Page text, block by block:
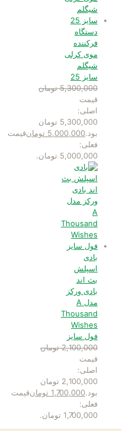
دستگاه
فرکننده
موی کرلی
شیگلم
سایز 25
5,300,000 تومان
قیمت
اصلی:
5,300,000 تومان
بود.5,000,000 تومانقیمت
فعلی:
5,000,000 تومان.
بادی
اسپلش
بث اند
بادی ورکز
مدل A
Thousand
Wishes
فول سایز
2,100,000 تومان
قیمت
اصلی:
2,100,000 تومان
بود.1,700,000 تومانقیمت
فعلی:
1,700,000 تومان.